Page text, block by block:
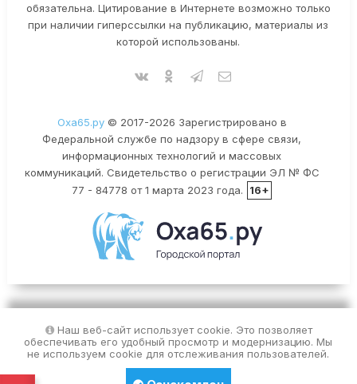
обязательна. Цитирование в Интернете возможно только
при наличии гиперссылки на публикацию, материалы из
которой использованы.
Оха65.ру© 2017-2026 Зарегистрировано в
Федеральной службе по надзору в сфере связи,
информационных технологий и массовых
коммуникаций. Свидетельство о регистрации ЭЛ № ФС
77 - 84778 от 1 марта 2023 года.
16+
Наш веб-сайт использует cookie. Это позволяет
обеспечивать его удобный просмотр и модернизацию. Мы
не используем cookie для отслеживания пользователей.